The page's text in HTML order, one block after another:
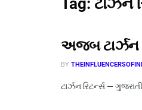
Tag: ટાર્ઝન
અજબ ટાર્ઝન
BY
ટાર્ઝન રિટર્ન્સ —